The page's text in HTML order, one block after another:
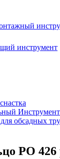
инструмент
Инструмент
обсадных
РО 426